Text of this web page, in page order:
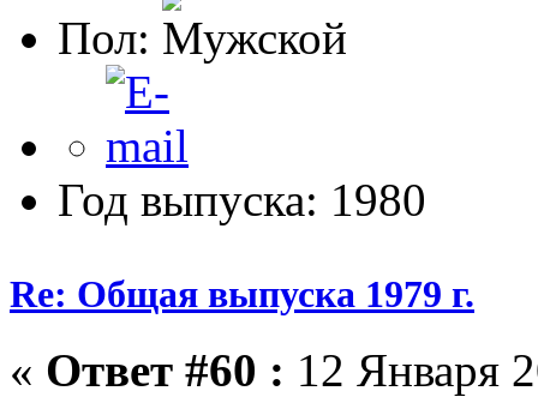
Пол:
Год выпуска: 1980
Re: Общая выпуска 1979 г.
« Ответ #60 : 12 Января